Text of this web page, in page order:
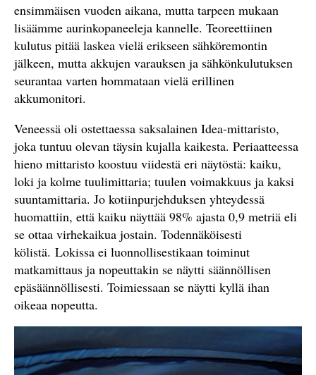
ensimmäisen vuoden aikana, mutta tarpeen mukaan
lisäämme aurinkopaneeleja kannelle. Teoreettiinen
kulutus pitää laskea vielä erikseen sähköremontin
jälkeen, mutta akkujen varauksen ja sähkönkulutuksen
seurantaa varten hommataan vielä erillinen
akkumonitori.
Veneessä oli ostettaessa saksalainen Idea-mittaristo,
joka tuntuu olevan täysin kujalla kaikesta. Periaatteessa
hieno mittaristo koostuu viidestä eri näytöstä: kaiku,
loki ja kolme tuulimittaria; tuulen voimakkuus ja kaksi
suuntamittaria. Jo kotiinpurjehduksen yhteydessä
huomattiin, että kaiku näyttää 98% ajasta 0,9 metriä eli
se ottaa virhekaikua jostain. Todennäköisesti
kölistä. Lokissa ei luonnollisestikaan toiminut
matkamittaus ja nopeuttakin se näytti säännöllisen
epäsäännöllisesti. Toimiessaan se näytti kyllä ihan
oikeaa nopeutta.